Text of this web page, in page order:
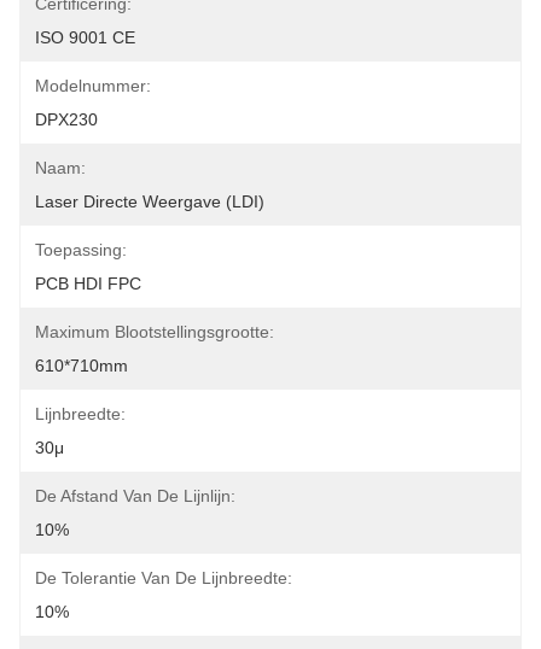
ISO 9001 CE
Modelnummer:
DPX230
Naam:
Laser Directe Weergave (LDI)
Toepassing:
PCB HDI FPC
Maximum Blootstellingsgrootte:
610*710mm
Lijnbreedte:
30μ
De Afstand Van De Lijnlijn:
10%
De Tolerantie Van De Lijnbreedte:
10%